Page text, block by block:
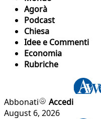
Agorà
Podcast
Chiesa
Idee e Commenti
Economia
Rubriche
Abbonati
Accedi
August 6, 2026